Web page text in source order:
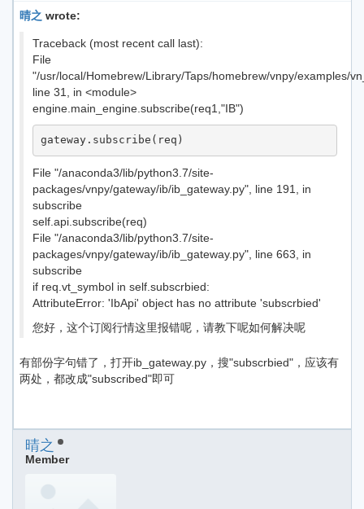
晴之 wrote:
Traceback (most recent call last):
File
"/usr/local/Homebrew/Library/Taps/homebrew/vnpy/examples/
line 31, in <module>
engine.main_engine.subscribe(req1,"IB")
File "/anaconda3/lib/python3.7/site-
packages/vnpy/gateway/ib/ib_gateway.py", line 191, in
subscribe
self.api.subscribe(req)
File "/anaconda3/lib/python3.7/site-
packages/vnpy/gateway/ib/ib_gateway.py", line 663, in
subscribe
if req.vt_symbol in self.subscrbied:
AttributeError: 'IbApi' object has no attribute 'subscrbied'
您好，这个订阅行情这里报错呢，请教下呢如何解决呢
有部份字句错了，打开ib_gateway.py，搜"subscrbied"，应该有
两处，都改成"subscribed"即可
晴之
Member